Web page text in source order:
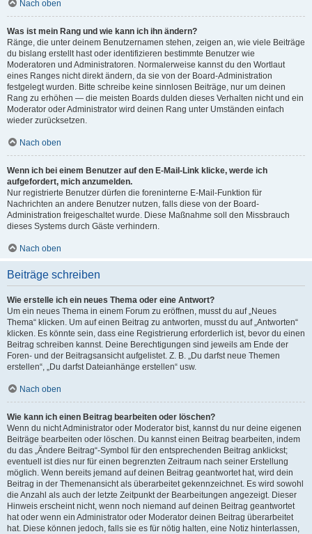
Nach oben
Was ist mein Rang und wie kann ich ihn ändern?
Ränge, die unter deinem Benutzernamen stehen, zeigen an, wie viele Beiträge
du bislang erstellt hast oder identifizieren bestimmte Benutzer wie
Moderatoren und Administratoren. Normalerweise kannst du den Wortlaut
eines Ranges nicht direkt ändern, da sie von der Board-Administration
festgelegt wurden. Bitte schreibe keine sinnlosen Beiträge, nur um deinen
Rang zu erhöhen — die meisten Boards dulden dieses Verhalten nicht und ein
Moderator oder Administrator wird deinen Rang unter Umständen einfach
wieder zurücksetzen.
Nach oben
Wenn ich bei einem Benutzer auf den E-Mail-Link klicke, werde ich
aufgefordert, mich anzumelden.
Nur registrierte Benutzer dürfen die foreninterne E-Mail-Funktion für
Nachrichten an andere Benutzer nutzen, falls diese von der Board-
Administration freigeschaltet wurde. Diese Maßnahme soll den Missbrauch
dieses Systems durch Gäste verhindern.
Nach oben
Beiträge schreiben
Wie erstelle ich ein neues Thema oder eine Antwort?
Um ein neues Thema in einem Forum zu eröffnen, musst du auf „Neues
Thema“ klicken. Um auf einen Beitrag zu antworten, musst du auf „Antworten“
klicken. Es könnte sein, dass eine Registrierung erforderlich ist, bevor du einen
Beitrag schreiben kannst. Deine Berechtigungen sind jeweils am Ende der
Foren- und der Beitragsansicht aufgelistet. Z. B. „Du darfst neue Themen
erstellen“, „Du darfst Dateianhänge erstellen“ usw.
Nach oben
Wie kann ich einen Beitrag bearbeiten oder löschen?
Wenn du nicht Administrator oder Moderator bist, kannst du nur deine eigenen
Beiträge bearbeiten oder löschen. Du kannst einen Beitrag bearbeiten, indem
du das „Ändere Beitrag“-Symbol für den entsprechenden Beitrag anklickst;
eventuell ist dies nur für einen begrenzten Zeitraum nach seiner Erstellung
möglich. Wenn bereits jemand auf deinen Beitrag geantwortet hat, wird dein
Beitrag in der Themenansicht als überarbeitet gekennzeichnet. Es wird sowohl
die Anzahl als auch der letzte Zeitpunkt der Bearbeitungen angezeigt. Dieser
Hinweis erscheint nicht, wenn noch niemand auf deinen Beitrag geantwortet
hat oder wenn ein Administrator oder Moderator deinen Beitrag überarbeitet
hat. Diese können jedoch, falls sie es für nötig halten, eine Notiz hinterlassen,